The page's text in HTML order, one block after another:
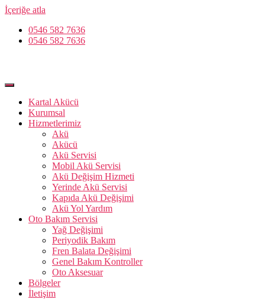
İçeriğe atla
0546 582 7636
0546 582 7636
Kartal Akücü
Kurumsal
Hizmetlerimiz
Akü
Akücü
Akü Servisi
Mobil Akü Servisi
Akü Değişim Hizmeti
Yerinde Akü Servisi
Kapıda Akü Değişimi
Akü Yol Yardım
Oto Bakım Servisi
Yağ Değişimi
Periyodik Bakım
Fren Balata Değişimi
Genel Bakım Kontroller
Oto Aksesuar
Bölgeler
İletişim